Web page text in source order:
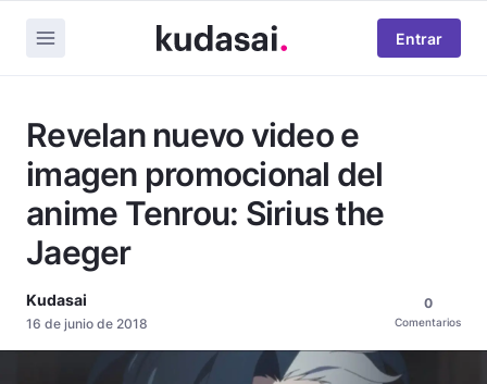
Entrar
Revelan nuevo video e
imagen promocional del
anime Tenrou: Sirius the
Jaeger
Kudasai
16 de junio de 2018
0
Comentarios